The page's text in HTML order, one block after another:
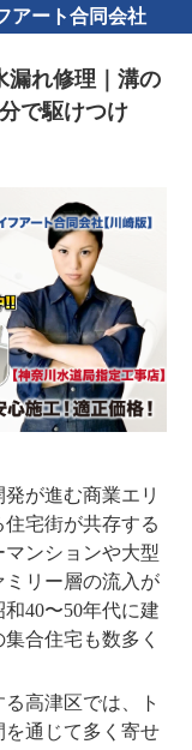
アート合同会社
漏れ修理｜溝の
で駆けつけ
が進む商業エリ
宅街が共存する
ンションや大型
リー層の流入が
40〜50年代に建
合住宅も数多く
高津区では、ト
通じて多く寄せ